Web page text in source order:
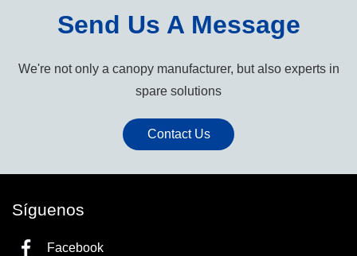
Send Us A Message
We're not only a canopy manufacturer, but also experts in
spare solutions
Contact Us
Síguenos
Facebook